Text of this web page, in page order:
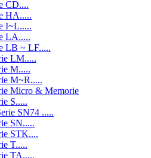
CD....
HA.....
I~L.....
LA.....
LB ~ LF.....
LM.....
M.....
M~R.....
Micro & Memorie
S.....
SN74 .....
SN.....
STK....
T.....
TA.....